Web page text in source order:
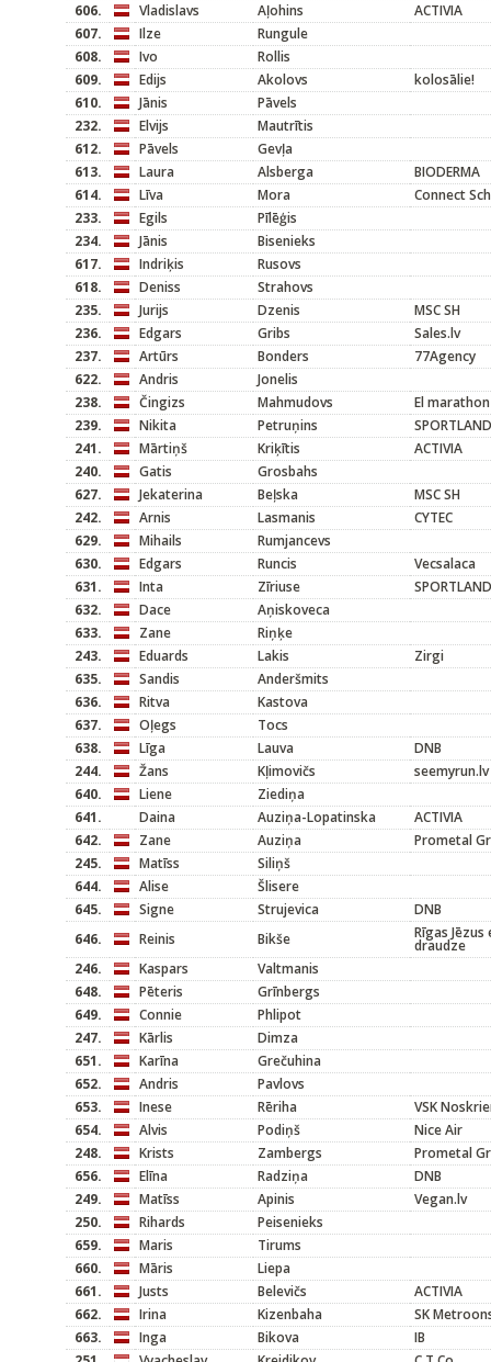
606.
Vladislavs Aļohins
ACTIVIA
607.
Ilze
Rungule
608.
Ivo
Rollis
609.
Edijs Akolovs
kolosālie!
610.
Jānis
Pāvels
232.
Elvijs
Mautrītis
612.
Pāvels
Gevļa
613.
Laura Alsberga
BIODERMA
614.
Līva Mora
Connect
233.
Egils
Pīlēģis
234.
Jānis
Bisenieks
617.
Indriķis
Rusovs
618.
Deniss
Strahovs
235.
Jurijs Dzenis
MSC SH
236.
Edgars Gribs
Sales.lv
237.
Artūrs Bonders
77Agency
622.
Andris
Jonelis
238.
Čingizs Mahmudovs
El marathon
239.
Nikita Petruņins
SPORTLAND
241.
Mārtiņš Kriķītis
ACTIVIA
240.
Gatis
Grosbahs
627.
Jekaterina Beļska
MSC SH
242.
Arnis Lasmanis
CYTEC
629.
Mihails
Rumjancevs
630.
Edgars Runcis
Vecsalaca
631.
Inta Zīriuse
SPORTLAND
632.
Dace
Aņiskoveca
633.
Zane
Riņķe
243.
Eduards Lakis
Zirgi
635.
Sandis
Anderšmits
636.
Ritva
Kastova
637.
Oļegs
Tocs
638.
Līga Lauva
DNB
244.
Žans Kļimovičs
seemyrun.lv
640.
Liene
Ziediņa
641.
Daina Auziņa-Lopatinska
ACTIVIA
642.
Zane Auziņa
Prometal
245.
Matīss
Siliņš
644.
Alise
Šlisere
645.
Signe Strujevica
DNB
646.
Reinis Bikše Rīgas
draudze
246.
Kaspars
Valtmanis
648.
Pēteris
Grīnbergs
649.
Connie
Phlipot
247.
Kārlis
Dimza
651.
Karīna
Grečuhina
652.
Andris
Pavlovs
653.
Inese Rēriha
VSK
654.
Alvis Podiņš
Nice Air
248.
Krists Zambergs
Prometal
656.
Elīna Radziņa
DNB
249.
Matīss Apinis
Vegan.lv
250.
Rihards
Peisenieks
659.
Maris
Tirums
660.
Māris
Liepa
661.
Justs Belevičs
ACTIVIA
662.
Irina Kizenbaha
SK
663.
Inga Bikova
IB